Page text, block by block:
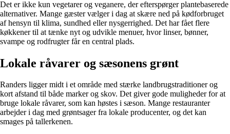
Det er ikke kun vegetarer og veganere, der efterspørger plantebaserede
alternativer. Mange gæster vælger i dag at skære ned på kødforbruget
af hensyn til klima, sundhed eller nysgerrighed. Det har fået flere
køkkener til at tænke nyt og udvikle menuer, hvor linser, bønner,
svampe og rodfrugter får en central plads.
Lokale råvarer og sæsonens grønt
Randers ligger midt i et område med stærke landbrugstraditioner og
kort afstand til både marker og skov. Det giver gode muligheder for at
bruge lokale råvarer, som kan høstes i sæson. Mange restauranter
arbejder i dag med grøntsager fra lokale producenter, og det kan
smages på tallerkenen.